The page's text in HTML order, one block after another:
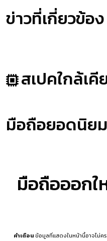
ข่าวที่เกี่ยวข้อง
สเปคใกล้เคี
มือถือยอดนิยม
มือถือออกใ
คำเตือนข้อมูลที่แสดงในหน้านี้อาจไม่ค